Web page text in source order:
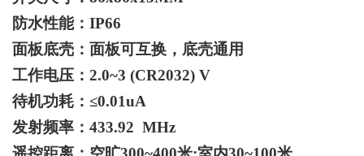
防水性能：IP66
面板底壳：面板可互换，底壳通用
工作电压：2.0~3 (CR2032) V
待机功耗：≤0.01uA
发射频率：433.92 MHz